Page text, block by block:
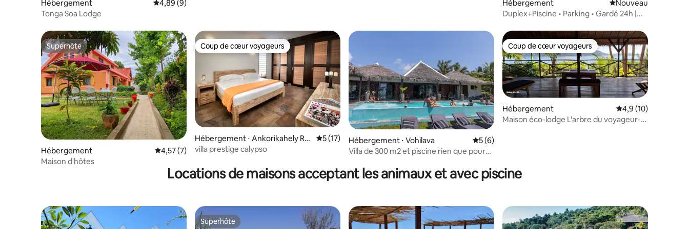
Hébergement Évaluation moyenne sur la base de 9 commentaires : 4,89 sur 5
4,89 (9)
Tonga Soa Lodge
Hébergement Nouvel hébergement
Nouveau
Duplex+Piscine • Parking • Gardé 24h |
Superhôte
Superhôte
Hébergement Évaluation moyenne sur la base de 7 commentaires : 4,57 sur 5
4,57 (7)
Maison d'hôtes
Coup de cœur voyageurs
Coup de cœur voyageurs
Hébergement ⋅ Ankorikahely Ra
mena Andasoa
Évaluation moyenne sur la base de 17 commentaires : 5 sur 5
5 (17)
villa prestige calypso
Hébergement ⋅ Vohilava Évaluation moyenne sur la base de 6 commentaires : 5 sur 5
5 (6)
Villa de 300 m2 et piscine rien que pour
Coup de cœur voyageurs
Coup de cœur voyageurs
Hébergement Évaluation
4,9 (10)
Maison éco-lodge L'arbre du voyageur-
Locations de maisons acceptant les animaux et avec piscine
Superhôte
Superhôte